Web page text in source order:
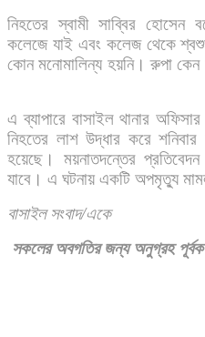
নিহতের স্বামী সাব্বির হোসেন
কলেজে যাই এবং কলেজ থেকে
কোন মনোমালিন্য হয়নি। রুপা কেন
এ ব্যাপারে বাসাইল থানার
নিহতের লাশ উদ্ধার করে
হয়েছে। ময়নাতদন্তের
যাবে। এ ঘটনায় একটি অপমৃত্যু
বাসাইল সংবাদ/একে
সকলের অবগতির জন্য অনুগ্রহ পূর্বক